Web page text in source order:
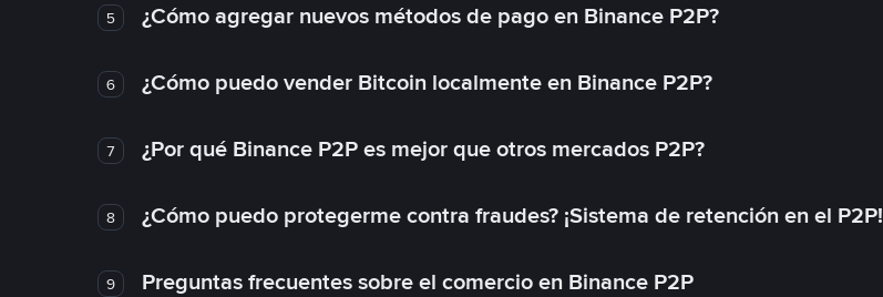
5 ¿Cómo agregar nuevos métodos de pago en Binance P2P?
6 ¿Cómo puedo vender Bitcoin localmente en Binance P2P?
7 ¿Por qué Binance P2P es mejor que otros mercados P2P?
8 ¿Cómo puedo protegerme contra fraudes? ¡Sistema de retención en el P2P!
9 Preguntas frecuentes sobre el comercio en Binance P2P